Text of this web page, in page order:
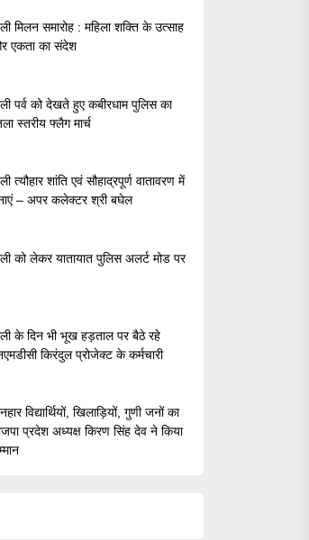
मिलन समारोह : महिला शक्ति के उत्साह
एकता का संदेश
पर्व को देखते हुए कबीरधाम पुलिस का
स्तरीय फ्लैग मार्च
त्यौहार शांति एवं सौहाद्रपूर्ण वातावरण में
– अपर कलेक्टर श्री बघेल
को लेकर यातायात पुलिस अलर्ट मोड पर
के दिन भी भूख हड़ताल पर बैठे रहे
किरंदुल प्रोजेक्ट के कर्मचारी
विद्यार्थियों, खिलाड़ियों, गुणी जनों का
प्रदेश अध्यक्ष किरण सिंह देव ने किया